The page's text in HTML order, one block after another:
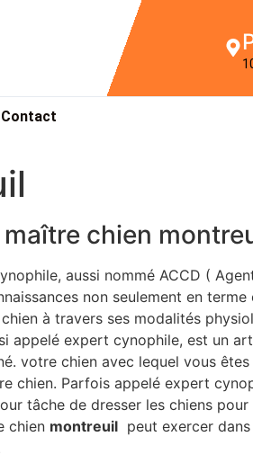
Contact
maître chien
aussi nommé ACCD (
non seulement en
à travers ses modalités
appelé expert cynophile, est un
votre chien avec lequel vous
chien. Parfois appelé expert
tâche de dresser les chiens
chien montreuil peut exercer